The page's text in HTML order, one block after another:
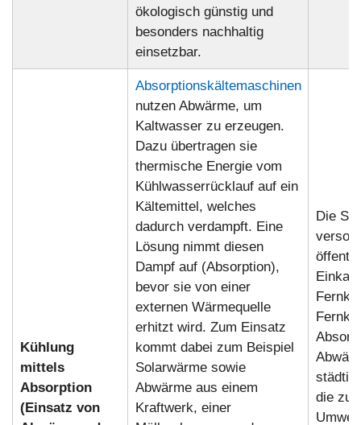
ökologisch günstig und
besonders nachhaltig
einsetzbar.
Kühlung
mittels
Absorption
(Einsatz von
Absorptionskältemaschinen
nutzen Abwärme, um
Kaltwasser zu erzeugen.
Dazu übertragen sie
thermische Energie vom
Kühlwasserrücklauf auf ein
Kältemittel, welches
dadurch verdampft. Eine
Lösung nimmt diesen
Dampf auf (Absorption),
bevor sie von einer
externen Wärmequelle
erhitzt wird. Zum Einsatz
kommt dabei zum Beispiel
Solarwärme sowie
Abwärme aus einem
Kraftwerk, einer
Die
die